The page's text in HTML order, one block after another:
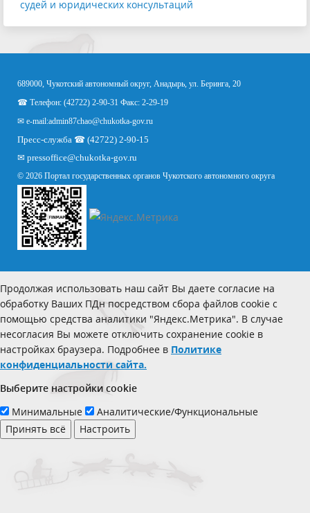
судей и юридических консультаций
689000, Чукотский автономный округ, Анадырь, ул. Беринга, 20
☎ Телефон: (42722) 2-90-31 Факс: 2-29-19
✉ e-mail:admin87chao@chukotka-gov.ru
Пресс-служба ☎ (42722) 2-90-15
✉ pressoffice@chukotka-gov.ru
© 2026 Портал государственных органов Чукотского автономного округа
Продолжая использовать наш сайт Вы даете согласие на
обработку Ваших ПДн посредством сбора файлов cookie с
помощью средства аналитики "Яндекс.Метрика". В случае
несогласия Вы можете отключить сохранение cookie в
настройках браузера. Подробнее в Политике
конфиденциальности сайта.
Выберите настройки cookie
Минимальные
Аналитические/Функциональные
Принять всё
Настроить